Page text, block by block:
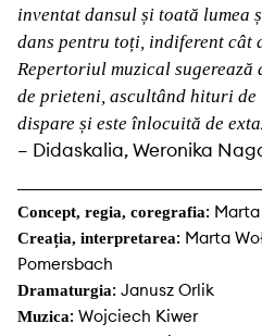
inventat dansul și toată lumea
dans pentru toți, indiferent cât
Repertoriul muzical
de prieteni, ascultând hituri
dispare și este înlocuită de
– Didaskalia, Weronika
Concept, regia, coregrafia:
Creația, interpretarea: Marta
Pomersbach
Dramaturgia: Janusz Orlik
Muzica: Wojciech Kiwer